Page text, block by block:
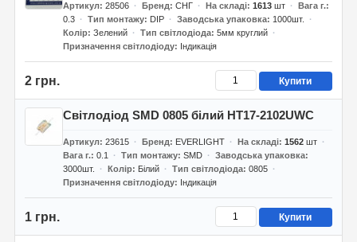
Артикул 28506 Бренд СНГ На складі 1613шт
Вага г.
0.3
Тип монтажу DIP Заводська упаковка
1000шт.
Колір Зелений Тип світлодіода 5мм круглий
Призначення світлодіоду
Індикація
2 грн. Купити
Світлодіод SMD 0805 білий HT17-2102UWC
Артикул 23615 Бренд EVERLIGHT На складі 1562шт
Вага г. 0.1 Тип монтажу SMD
Заводська упаковка
3000шт.
Колір Білий Тип світлодіода 0805
Призначення світлодіоду
Індикація
1 грн. Купити